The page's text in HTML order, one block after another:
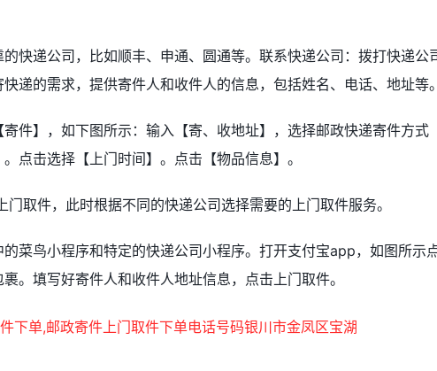
快递公司，比如顺丰、申通、圆通等。联系快递公司：拨打快递公
递的需求，提供寄件人和收件人的信息，包括姓名、电话、地址等。
件】，如下图所示：输入【寄、收地址】，选择邮政快递寄件方式
点击选择【上门时间】。点击【物品信息】。
取件，此时根据不同的快递公司选择需要的上门取件服务。
菜鸟小程序和特定的快递公司小程序。打开支付宝app，如图所示
。填写好寄件人和收件人地址信息，点击上门取件。